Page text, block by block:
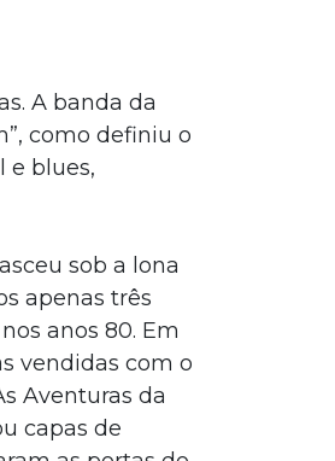
A banda da
como definiu o
e blues,
sob a lona
apenas três
anos 80. Em
vendidas com o
Aventuras da
capas de